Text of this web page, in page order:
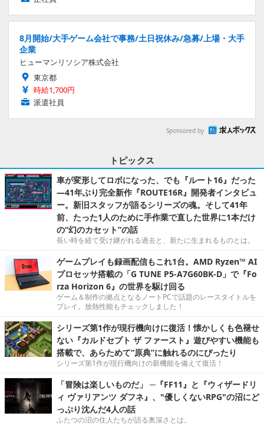
8月開始/大手ゲーム会社で事務/土日祝休み/急募/上場・大手
企業
ヒューマンリソシア株式会社
東京都
時給1,700円
派遣社員
Sponsored by
トピックス
車が変形してロボになった、でも『ルート16』だった
―41年ぶり完全新作『ROUTE16R』開発者インタビュ
ー。新旧スタッフが語るシリーズの魂。そして41年
前、たった1人のために手作業で直した世界に1本だけ
の“幻のカセット”の話
長い時を経て受け継がれる過去と、新たに生まれるものとは。
ゲームプレイも録画配信もこれ1台。AMD Ryzen™ AI
プロセッサ搭載の「G TUNE P5-A7G60BK-D」で『Fo
rza Horizon 6』の世界を駆け回る
ゲーム＆制作の拠点となるノートPCで話題のレースタイトルを
プレイ。放熱性能もチェックしました！
シリーズ第1作が現行機向けに復活！懐かしくも色褪せ
ない『カルドセプト ザ ファースト』遊びやすい機能も
搭載で、あらためて“原典”に触れるのにぴったり
シリーズ第1作が現行機向けの新機能を備えて復活！
「冒険は楽しいものだ」 ─『FF11』と『ウィザードリ
ィ ヴァリアンツ ダフネ』、"優しくないRPG"の沼にど
っぷり沈んだ4人の話
ふたつの沼の住人たちが語る奥深さとは。